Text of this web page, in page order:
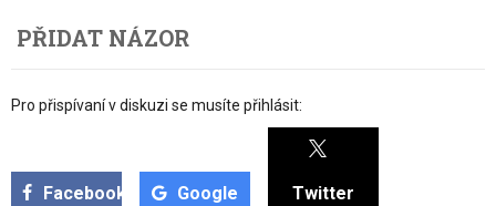
PŘIDAT NÁZOR
Pro přispívaní v diskuzi se musíte přihlásit:
Facebook Google Twitter